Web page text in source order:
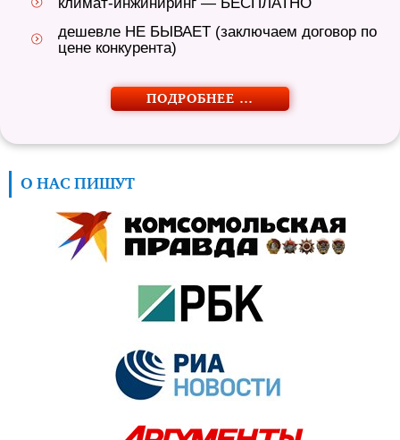
климат-инжиниринг — БЕСПЛАТНО
дешевле НЕ БЫВАЕТ (заключаем договор по
цене конкурента)
ПОДРОБНЕЕ …
О НАС ПИШУТ